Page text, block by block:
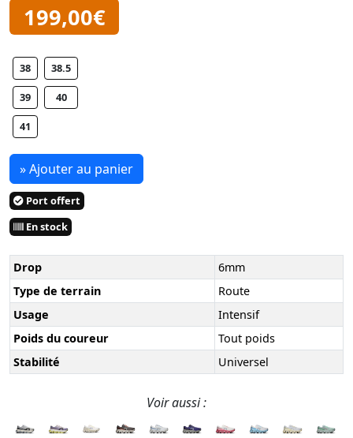
199,00€
38 38.5
39 40
41
» Ajouter au panier
Port offert
En stock
Drop
6mm
Type de terrain
Route
Usage
Intensif
Poids du coureur
Tout poids
Stabilité
Universel
Voir aussi :